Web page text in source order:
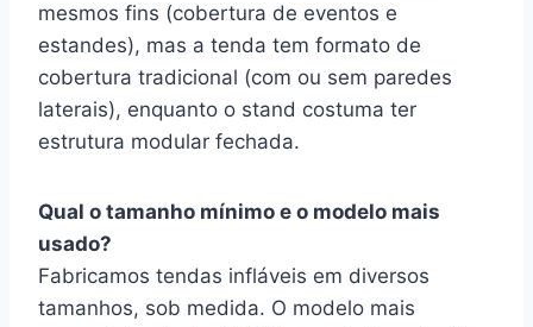
mesmos fins (cobertura de eventos e
estandes), mas a tenda tem formato de
cobertura tradicional (com ou sem paredes
laterais), enquanto o stand costuma ter
estrutura modular fechada.
Qual o tamanho mínimo e o modelo mais
usado?
Fabricamos tendas infláveis em diversos
tamanhos, sob medida. O modelo mais